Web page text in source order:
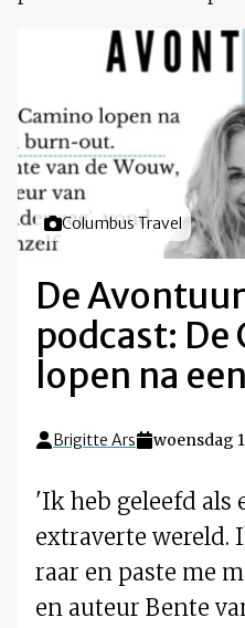
Foto door
Columbus Travel
De
podcast: De
lopen na
Brigitte Ars woensdag
'Ik heb geleefd als
extraverte wereld.
raar en paste me
en auteur Bente